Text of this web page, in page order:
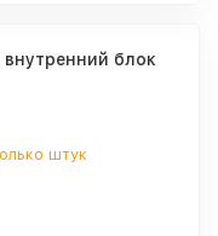
внутренний блок
штук